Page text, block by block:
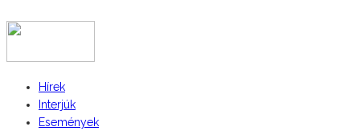
Hírek
Interjúk
Események